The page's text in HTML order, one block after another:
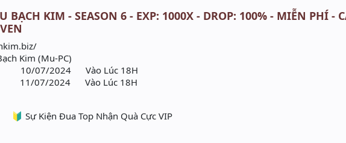
BẠCH KIM - SEASON 6 - EXP: 1000X - DROP: 100% - MIỄN PHÍ -
Kim (Mu-PC)
10/07/2024 Vào Lúc 18H
11/07/2024 Vào Lúc 18H
Top Nhận Quà Cực VIP